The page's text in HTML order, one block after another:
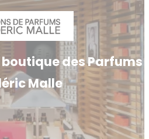
des Parfums
Malle